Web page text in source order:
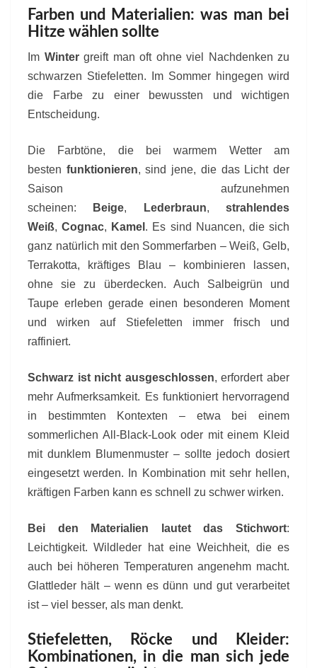
Farben und Materialien: was man bei
Hitze wählen sollte
Im Winter greift man oft ohne viel Nachdenken zu
schwarzen Stiefeletten. Im Sommer hingegen wird
die Farbe zu einer bewussten und wichtigen
Entscheidung.
Die Farbtöne, die bei warmem Wetter am
besten funktionieren, sind jene, die das Licht der
Saison aufzunehmen
scheinen:
Beige, Lederbraun,strahlendes
Weiß,Cognac, Kamel . Es sind Nuancen, die sich
ganz natürlich mit den Sommerfarben – Weiß, Gelb,
Terrakotta, kräftiges Blau – kombinieren lassen,
ohne sie zu überdecken. Auch Salbeigrün und
Taupe erleben gerade einen besonderen Moment
und wirken auf Stiefeletten immer frisch und
raffiniert.
Schwarz ist nicht ausgeschlossen, erfordert aber
mehr Aufmerksamkeit. Es funktioniert hervorragend
in bestimmten Kontexten – etwa bei einem
sommerlichen All-Black-Look oder mit einem Kleid
mit dunklem Blumenmuster – sollte jedoch dosiert
eingesetzt werden. In Kombination mit sehr hellen,
kräftigen Farben kann es schnell zu schwer wirken.
Bei den Materialien lautet das Stichwort:
Leichtigkeit. Wildleder hat eine Weichheit, die es
auch bei höheren Temperaturen angenehm macht.
Glattleder hält – wenn es dünn und gut verarbeitet
ist – viel besser, als man denkt.
Stiefeletten, Röcke und Kleider:
Kombinationen, in die man sich jede